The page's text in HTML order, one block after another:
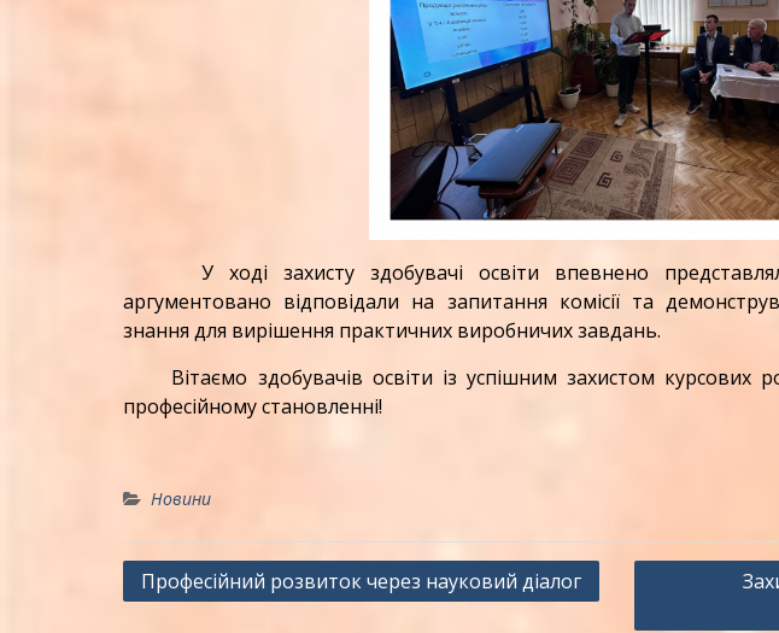
У ході захисту здобувачі освіти впевнено
аргументовано відповідали на запитання комісії та
знання для вирішення практичних виробничих завдань.
Вітаємо здобувачів освіти із успішним захистом курсових
професійному становленні!
Новини
Навігація
Професійний розвиток через науковий діалог